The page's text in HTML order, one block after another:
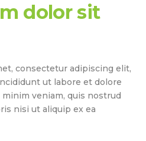
dolor sit
consectetur adipiscing elit,
ut labore et dolore
minim veniam, quis nostrud
nisi ut aliquip ex ea